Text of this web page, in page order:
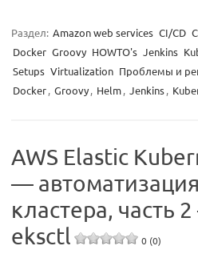
Раздел: Amazon web services CI/CD
Docker Groovy HOWTO's Jenkins
Setups Virtualization Проблемы и
Docker, Groovy, Helm, Jenkins,
AWS Elastic
—
кластера, часть
eksctl
0 (0)